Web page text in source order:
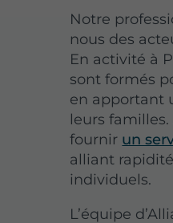
Notre
nous des
En activité à
sont formés
en apportant
leurs
fournir un
alliant
individuels.
L’équipe